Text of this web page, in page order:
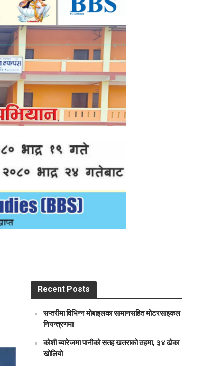
Recent Posts
सप्तरीमा विभिन्न मोबाइलका सामानसहित मोटरसाइकल
नियन्त्रणमा
कोशी ब्यारेजमा पानीको सतह खतराको तहमा, ३४ ढोका
खोलियो